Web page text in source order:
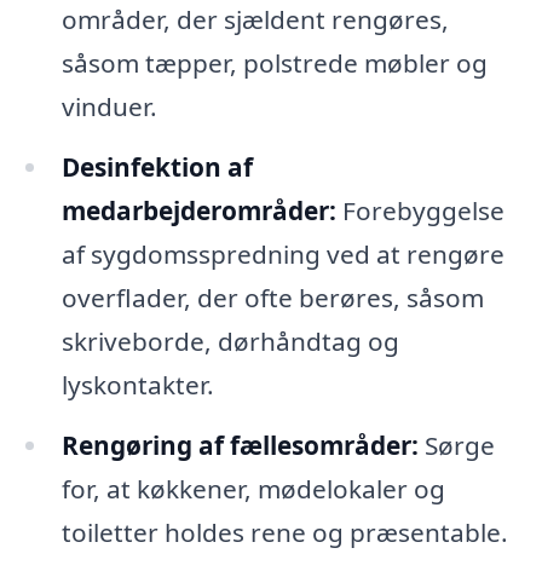
områder, der sjældent rengøres,
såsom tæpper, polstrede møbler og
vinduer.
Desinfektion af
medarbejderområder: Forebyggelse
af sygdomsspredning ved at rengøre
overflader, der ofte berøres, såsom
skriveborde, dørhåndtag og
lyskontakter.
Rengøring af fællesområder: Sørge
for, at køkkener, mødelokaler og
toiletter holdes rene og præsentable.